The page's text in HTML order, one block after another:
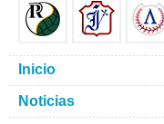
Inicio
Noticias